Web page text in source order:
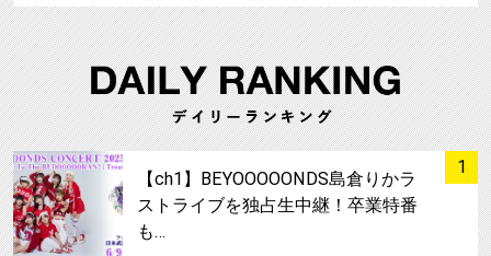
1
サムネイル
【ch1】BEYOOOOONDS島倉りかラ
ストライブを独占生中継！卒業特番
も…